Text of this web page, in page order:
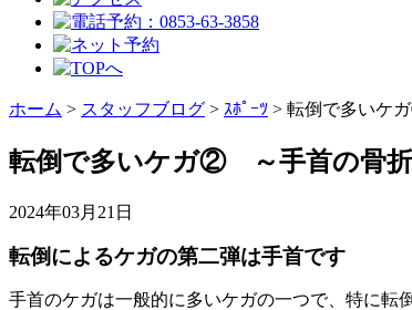
ホーム > スタッフブログ > ｽﾎﾟｰﾂ > 転倒で多いケ
転倒で多いケガ② ～手首の骨折
2024年03月21日
転倒によるケガの第二弾は手首です
手首のケガは一般的に多いケガの一つで、特に転